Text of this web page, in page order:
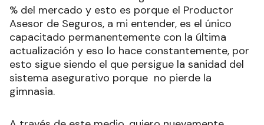
% del mercado y esto es porque el Productor
Asesor de Seguros, a mi entender, es el único
capacitado permanentemente con la última
actualización y eso lo hace constantemente, por
esto sigue siendo el que persigue la sanidad del
sistema asegurativo porque no pierde la
gimnasia.